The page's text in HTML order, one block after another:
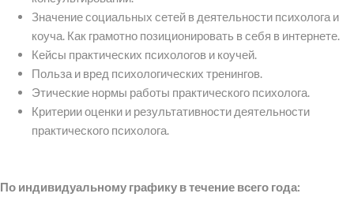
Значение социальных сетей в деятельности психолога и
коуча. Как грамотно позиционировать в себя в интернете.
Кейсы практических психологов и коучей.
Польза и вред психологических тренингов.
Этические нормы работы практического психолога.
Критерии оценки и результативности деятельности
практического психолога.
По индивидуальному графику в течение всего года: